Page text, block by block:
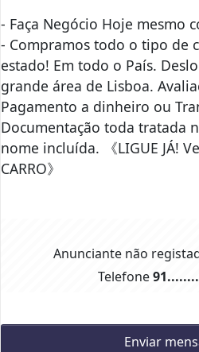
- Faça Negócio Hoje mesmo
- Compramos todo o tipo de
estado! Em todo o País.
grande área de Lisboa.
Pagamento a dinheiro ou
Documentação toda tratada
nome incluída. 《LIGUE JÁ!
CARRO》
Telefone
Anunciante não
Enviar